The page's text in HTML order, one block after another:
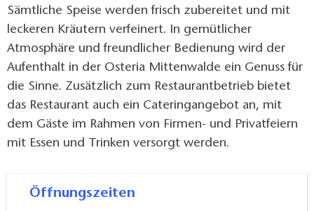
Sämtliche Speise werden frisch zubereitet und mit
leckeren Kräutern verfeinert. In gemütlicher
Atmosphäre und freundlicher Bedienung wird der
Aufenthalt in der Osteria Mittenwalde ein Genuss für
die Sinne. Zusätzlich zum Restaurantbetrieb bietet
das Restaurant auch ein Cateringangebot an, mit
dem Gäste im Rahmen von Firmen- und Privatfeiern
mit Essen und Trinken versorgt werden.
Öffnungszeiten